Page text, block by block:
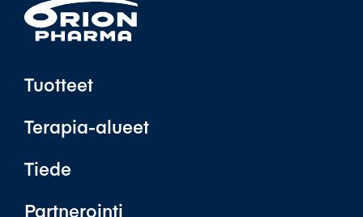
Tuotteet
Terapia-alueet
Tiede
Partnerointi